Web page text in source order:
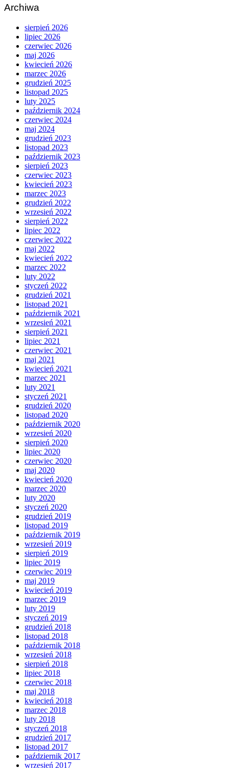
Archiwa
sierpień 2026
lipiec 2026
czerwiec 2026
maj 2026
kwiecień 2026
marzec 2026
grudzień 2025
listopad 2025
luty 2025
październik 2024
czerwiec 2024
maj 2024
grudzień 2023
listopad 2023
październik 2023
sierpień 2023
czerwiec 2023
kwiecień 2023
marzec 2023
grudzień 2022
wrzesień 2022
sierpień 2022
lipiec 2022
czerwiec 2022
maj 2022
kwiecień 2022
marzec 2022
luty 2022
styczeń 2022
grudzień 2021
listopad 2021
październik 2021
wrzesień 2021
sierpień 2021
lipiec 2021
czerwiec 2021
maj 2021
kwiecień 2021
marzec 2021
luty 2021
styczeń 2021
grudzień 2020
listopad 2020
październik 2020
wrzesień 2020
sierpień 2020
lipiec 2020
czerwiec 2020
maj 2020
kwiecień 2020
marzec 2020
luty 2020
styczeń 2020
grudzień 2019
listopad 2019
październik 2019
wrzesień 2019
sierpień 2019
lipiec 2019
czerwiec 2019
maj 2019
kwiecień 2019
marzec 2019
luty 2019
styczeń 2019
grudzień 2018
listopad 2018
październik 2018
wrzesień 2018
sierpień 2018
lipiec 2018
czerwiec 2018
maj 2018
kwiecień 2018
marzec 2018
luty 2018
styczeń 2018
grudzień 2017
listopad 2017
październik 2017
wrzesień 2017